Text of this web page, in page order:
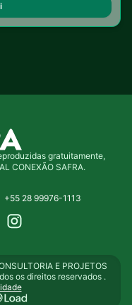
gratuitamente,
CONEXÃO SAFRA.
+55 28 99976-1113
E PROJETOS
os direitos reservados .